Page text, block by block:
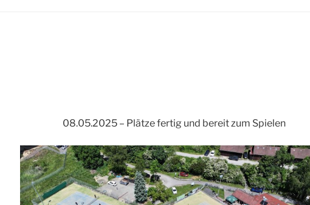
08.05.2025 – Plätze fertig und bereit zum Spielen